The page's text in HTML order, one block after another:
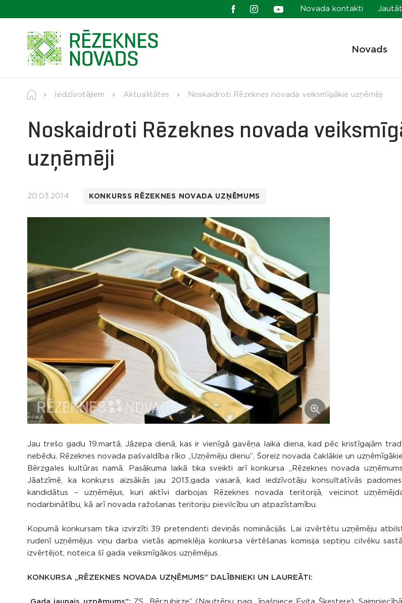
Novada kontakti
Novads
Iedzīvotājiem Aktualitātes Noskaidroti Rēzeknes novada veiksmīgākie uzņēmēji
Noskaidroti Rēzeknes novada
uzņēmēji
20.03.2014 KONKURSS RĒZEKNES NOVADA UZŅĒMUMS
Jau trešo gadu 19.martā, Jāzepa dienā, kas ir vienīgā gavēņa laika diena, kad pēc kristīgajām
nebēdu, Rēzeknes novada pašvaldība rīko „Uzņēmēju dienu”. Šoreiz novada čaklākie un
Bērzgales kultūras namā. Pasākuma laikā tika sveikti arī konkursa „Rēzeknes novada
Jāatzīmē, ka konkurss aizsākās jau 2013.gada vasarā, kad iedzīvotāju konsultatīvās
kandidātus – uzņēmējus, kuri aktīvi darbojas Rēzeknes novada teritorijā, veicinot
nodarbinātību, kā arī novada ražošanas teritoriju pievilcību un atpazīstamību.
Kopumā konkursam tika izvirzīti 39 pretendenti deviņās nominācijās. Lai izvērtētu uzņēmēju
rudenī uzņēmējus viņu darba vietās apmeklēja konkursa vērtēšanas komisija septiņu cilvēku
izvērtējot, noteica šī gada veiksmīgākos uzņēmējus.
KONKURSA „RĒZEKNES NOVADA UZŅĒMUMS” DALĪBNIEKI UN LAUREĀTI: